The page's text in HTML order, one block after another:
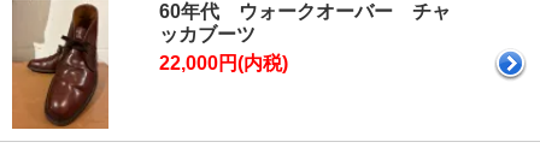
60年代 ウォークオーバー チャ
ッカブーツ
22,000円(内税)